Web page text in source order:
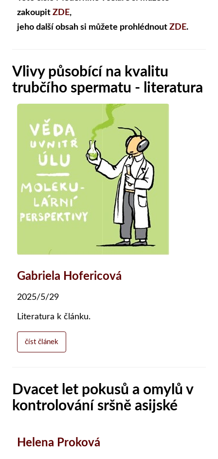
zakoupit ZDE,
jeho další obsah si můžete prohlédnout ZDE.
Vlivy působící na kvalitu
trubčího spermatu - literatura
Gabriela Hofericová
2025/5/29
Literatura k článku.
číst článek
Dvacet let pokusů a omylů v
kontrolování sršně asijské
Helena Proková